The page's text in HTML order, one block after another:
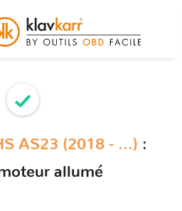
AS23 (2018 - ...) :
allumé